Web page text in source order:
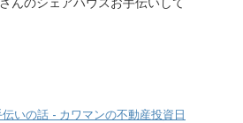
いの話 - カワマンの不動産投資日